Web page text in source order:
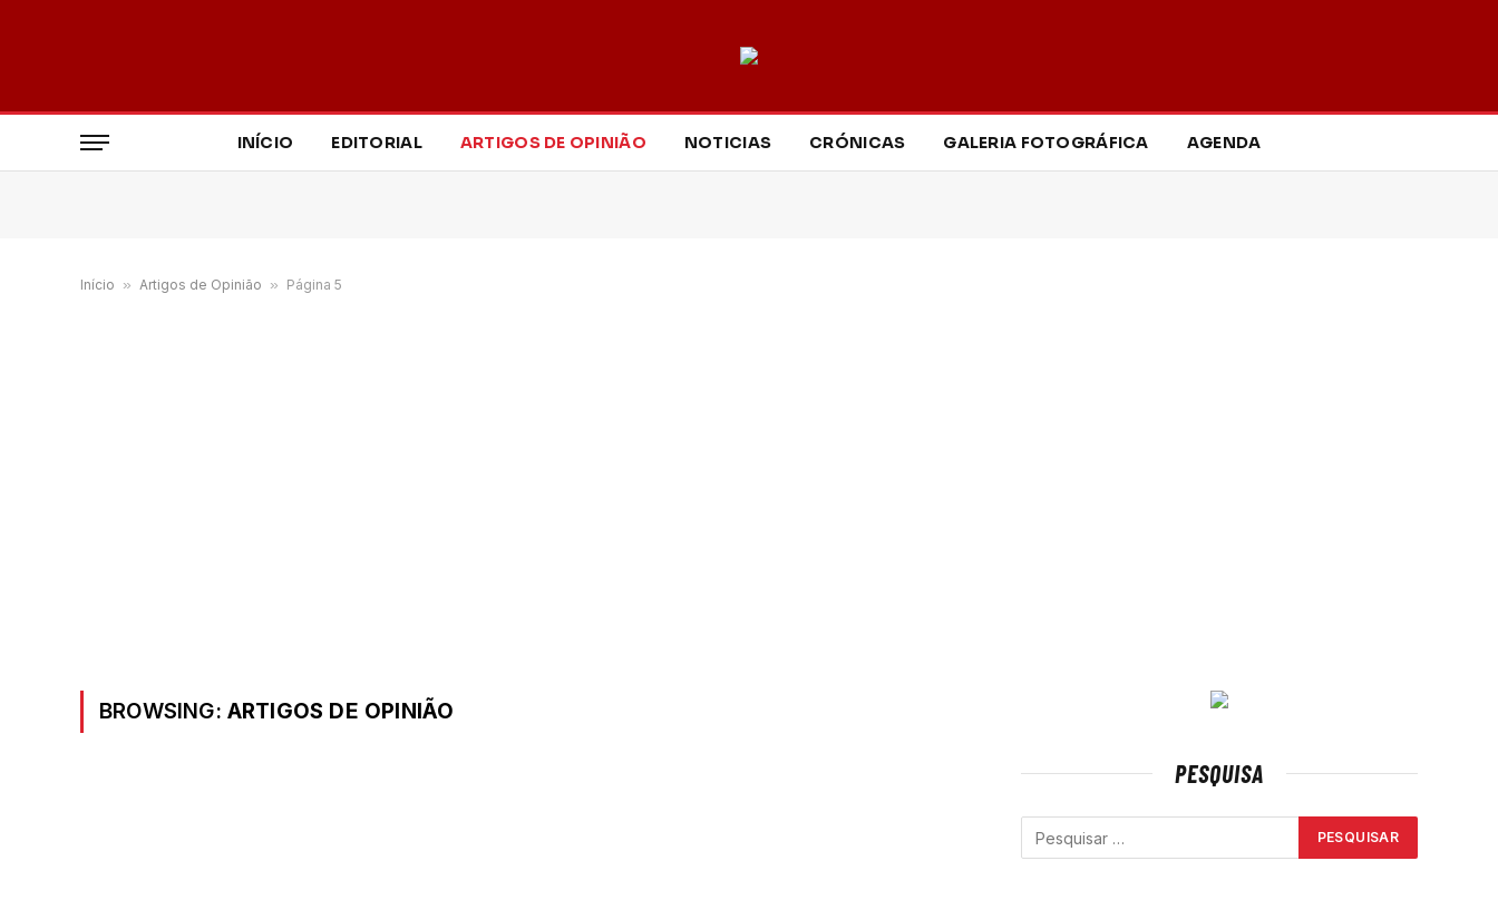
INÍCIO EDITORIAL ARTIGOS DE OPINIÃO NOTICIAS CRÓNICAS GALERIA FOTOGRÁFICA AGENDA
Início » Artigos de Opinião » Página 5
BROWSING: ARTIGOS DE OPINIÃO
PESQUISA